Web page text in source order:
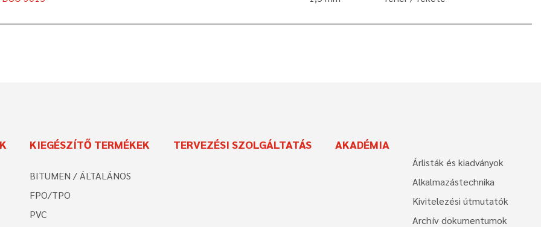
KIEGÉSZÍTŐ TERMÉKEK
BITUMEN / ÁLTALÁNOS
FPO/TPO
PVC
TERVEZÉSI SZOLGÁLTATÁS AKADÉMIA
Árlisták és kiadványok
Alkalmazástechnika
Kivitelezési útmutatók
Archív dokumentumok